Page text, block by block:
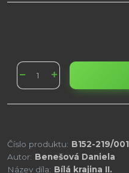
Číslo produktu: B152-219/001
Autor: Benešová Daniela
Název díla: Bílá krajina II.